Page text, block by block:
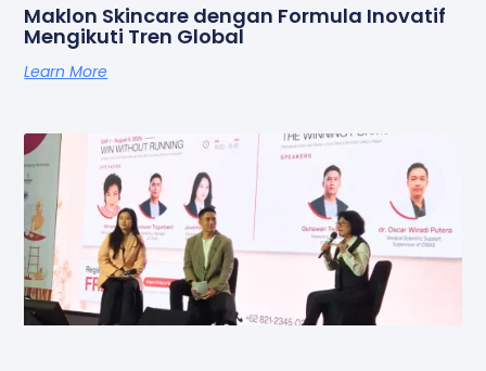
Maklon Skincare dengan Formula Inovatif
Mengikuti Tren Global
Learn More